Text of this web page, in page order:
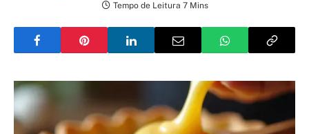
Tempo de Leitura 7 Mins